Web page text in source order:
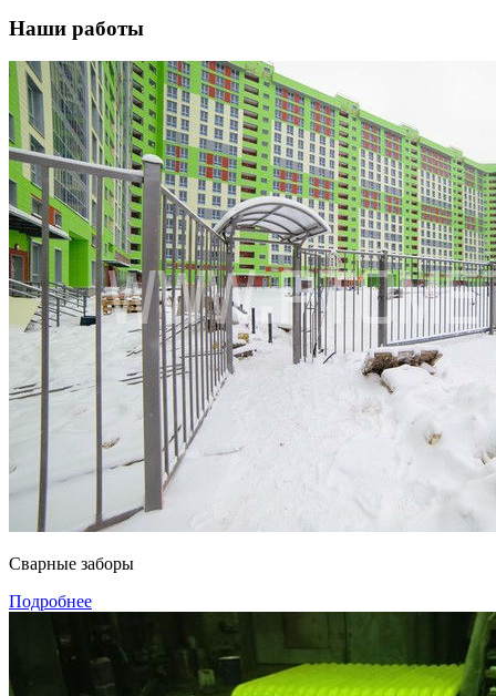
Наши работы
Сварные заборы
Подробнее